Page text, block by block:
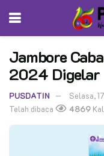
Jambore
2024 Digelar
PUSDATIN Selasa,
Telah dibaca
4869